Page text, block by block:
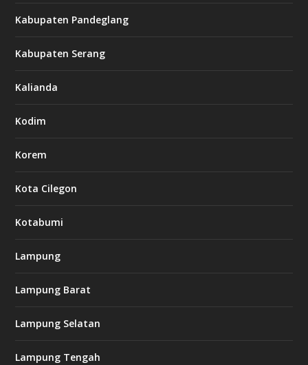
Kabupaten Pandeglang
Kabupaten Serang
Kalianda
Kodim
Korem
Kota Cilegon
Kotabumi
Lampung
Lampung Barat
Lampung Selatan
Lampung Tengah